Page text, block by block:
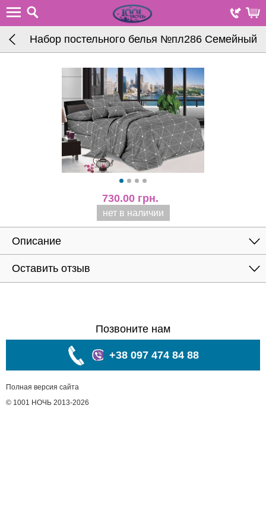
Набор постельного белья №пл286 Семейный
730.00 грн.
нет в наличии
Описание
Оставить отзыв
Позвоните нам
+38 097 474 84 88
Полная версия сайта
© 1001 НОЧЬ 2013-2026